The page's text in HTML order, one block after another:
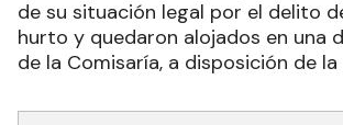
de su situación legal por el delito
hurto y quedaron alojados en una
de la Comisaría, a disposición de